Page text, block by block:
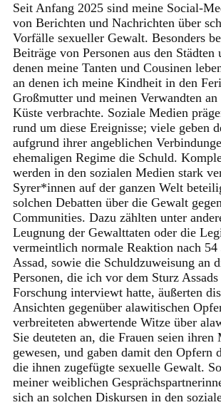
Seit Anfang 2025 sind meine Social-
von Berichten und Nachrichten über
Vorfälle sexueller Gewalt. Besonders
Beiträge von Personen aus den
denen meine Tanten und Cousinen
an denen ich meine Kindheit in den
Großmutter und meinen Verwandten
Küste verbrachte. Soziale Medien
rund um diese Ereignisse; viele geben
aufgrund ihrer angeblichen
ehemaligen Regime die Schuld.
werden in den sozialen Medien stark
Syrer*innen auf der ganzen Welt
solchen Debatten über die Gewalt
Communities. Dazu zählten unter
Leugnung der Gewalttaten oder die
vermeintlich normale Reaktion nach 54
Assad, sowie die Schuldzuweisung an
Personen, die ich vor dem Sturz
Forschung interviewt hatte, äußerten
Ansichten gegenüber alawitischen
verbreiteten abwertende Witze über
Sie deuteten an, die Frauen seien ihren
gewesen, und gaben damit den Opfern
die ihnen zugefügte sexuelle Gewalt.
meiner weiblichen
sich an solchen Diskursen in den